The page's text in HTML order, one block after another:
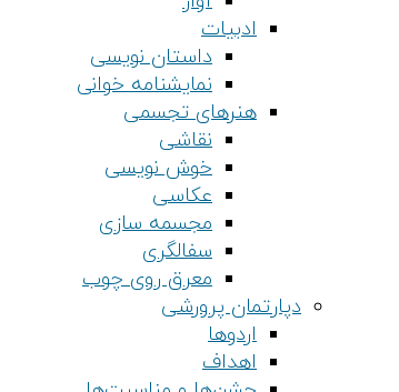
ادبیات
داستان نویسی
نمایشنامه خوانی
هنرهای تجسمی
نقاشی
خوش نویسی
عکاسی
مجسمه سازی
سفالگری
معرق روی چوب
دپارتمان پرورشی
اردوها
اهداف